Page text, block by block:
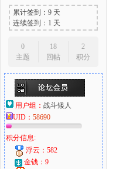
累计签到：9 天
连续签到：1 天
0
主题
18
回帖
2
积分
用户组： 战斗矮人
UID： 58690
积分信息:
浮云：582
金钱：9